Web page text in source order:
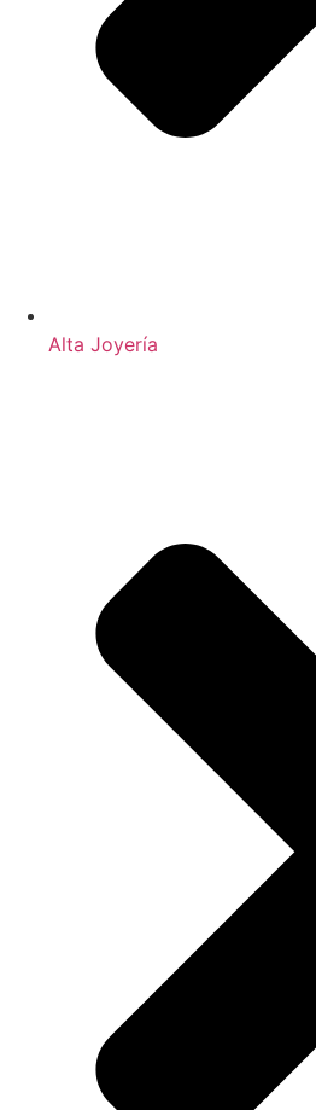
Alta Joyería